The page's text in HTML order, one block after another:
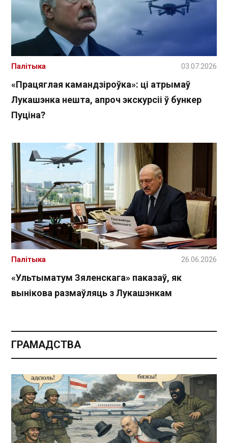
«Працяглая камандзіроўка»: ці атрымаў
Лукашэнка нешта, апроч экскурсіі ў бункер
Пуціна?
Палітыка 03.07.2026
«Ультыматум Зяленскага» паказаў, як
вынікова размаўляць з Лукашэнкам
Палітыка 26.06.2026
ГРАМАДСТВА